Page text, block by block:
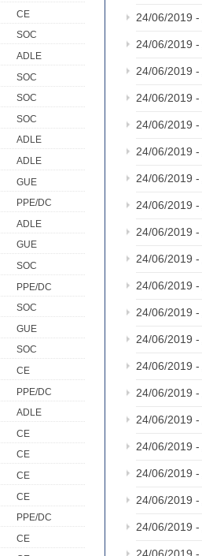
CE
SOC
ADLE
SOC
SOC
SOC
ADLE
ADLE
GUE
PPE/DC
ADLE
GUE
SOC
PPE/DC
SOC
GUE
SOC
CE
PPE/DC
ADLE
CE
CE
CE
CE
PPE/DC
CE
24/06/2019 -
24/06/2019 -
24/06/2019 -
24/06/2019 -
24/06/2019 -
24/06/2019 -
24/06/2019 -
24/06/2019 -
24/06/2019 -
24/06/2019 -
24/06/2019 -
24/06/2019 -
24/06/2019 -
24/06/2019 -
24/06/2019 -
24/06/2019 -
24/06/2019 -
24/06/2019 -
24/06/2019 -
24/06/2019 -